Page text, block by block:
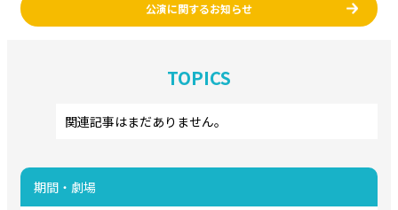
公演に関するお知らせ
TOPICS
関連記事はまだありません。
期間・劇場